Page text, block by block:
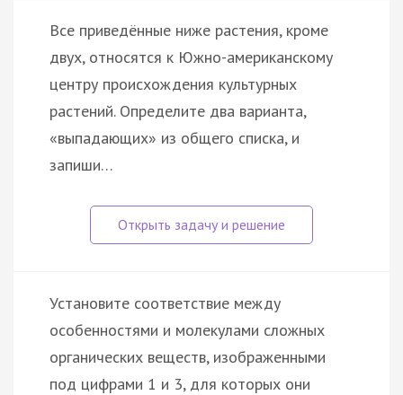
Все приведённые ниже растения, кроме
двух, относятся к Южно-американскому
центру происхождения культурных
растений. Определите два варианта,
«выпадающих» из общего списка, и
запиши…
Установите соответствие между
особенностями и молекулами сложных
органических веществ, изображенными
под цифрами 1 и 3, для которых они